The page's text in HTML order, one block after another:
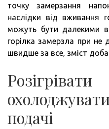
точку замерзання
наслідки від вживання
можуть бути далекими
горілка замерзла при не
швидше за все, зміст
подачі